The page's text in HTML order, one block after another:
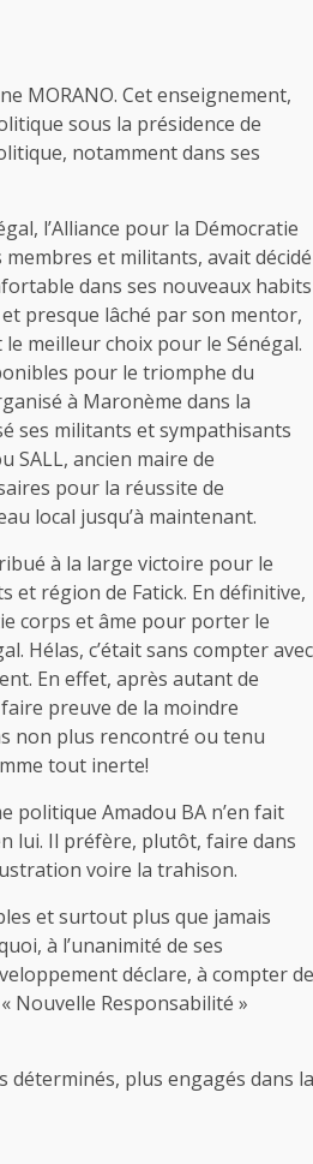
MORANO. Cet enseignement,
sous la présidence de
notamment dans ses
l’Alliance pour la Démocratie
et militants, avait décidé
dans ses nouveaux habits
presque lâché par son mentor,
meilleur choix pour le Sénégal.
pour le triomphe du
à Maronème dans la
ses militants et sympathisants
SALL, ancien maire de
pour la réussite de
local jusqu’à maintenant.
à la large victoire pour le
et région de Fatick. En définitive,
corps et âme pour porter le
Hélas, c’était sans compter avec
En effet, après autant de
preuve de la moindre
non plus rencontré ou tenu
tout inerte!
politique Amadou BA n’en fait
lui. Il préfère, plutôt, faire dans
voire la trahison.
et surtout plus que jamais
à l’unanimité de ses
déclare, à compter de
Nouvelle Responsabilité »
plus engagés dans la